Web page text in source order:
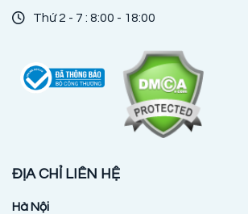
Thứ 2 - 7 : 8:00 - 18:00
ĐỊA CHỈ LIÊN HỆ
Hà Nội